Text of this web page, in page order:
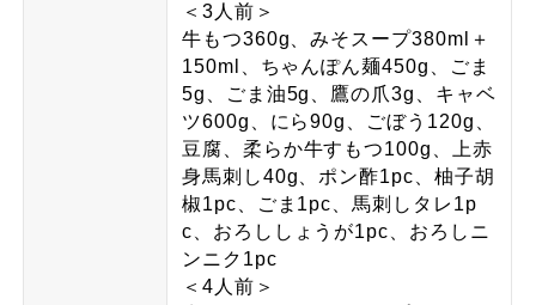
＜3人前＞
牛もつ360g、みそスープ380ml＋
150ml、ちゃんぽん麺450g、ごま
5g、ごま油5g、鷹の爪3g、キャベ
ツ600g、にら90g、ごぼう120g、
豆腐、柔らか牛すもつ100g、上赤
身馬刺し40g、ポン酢1pc、柚子胡
椒1pc、ごま1pc、馬刺しタレ1p
c、おろししょうが1pc、おろしニ
ンニク1pc
＜4人前＞